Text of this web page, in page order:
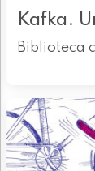
Kafka.
Biblioteca